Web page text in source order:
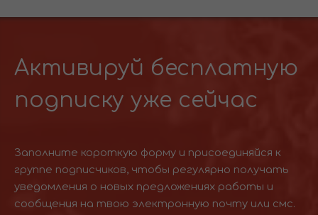
Активируй бесплатную
подписку уже сейчас
Заполните короткую форму и присоединяйся к
группе подписчиков, чтобы регулярно получать
уведомления о новых предложениях работы и
сообщения на твою электронную почту или смс.